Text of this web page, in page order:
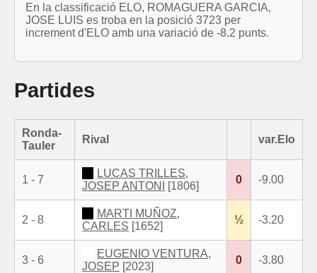
En la classificació ELO, ROMAGUERA GARCIA,
JOSE LUIS es troba en la posició 3723 per
increment d'ELO amb una variació de -8.2 punts.
Partides
Ronda-
Tauler
Rival var.Elo
1 - 7
LUCAS TRILLES,
JOSEP ANTONI
[1806]
0 -9.00
2 - 8
MARTI MUÑOZ,
CARLES [1652]
½ -3.20
3 - 6
EUGENIO VENTURA,
JOSEP [2023]
0 -3.80